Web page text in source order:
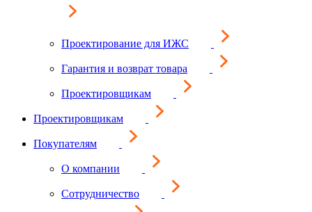
Проектирование для ИЖС
Гарантия и возврат товара
Проектировщикам
Проектировщикам
Покупателям
О компании
Сотрудничество